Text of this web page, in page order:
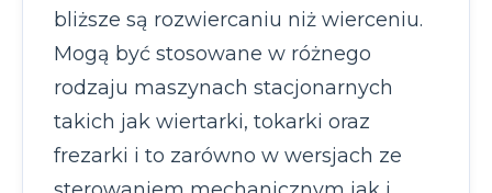
bliższe są rozwiercaniu niż wierceniu.
Mogą być stosowane w różnego
rodzaju maszynach stacjonarnych
takich jak wiertarki, tokarki oraz
frezarki i to zarówno w wersjach ze